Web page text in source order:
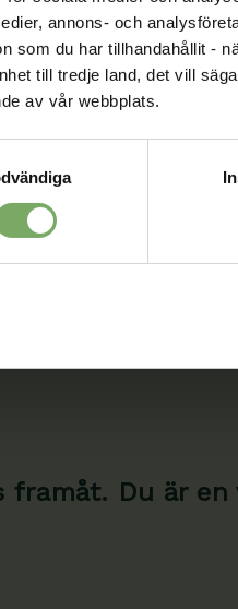
annons- och
som du har tillhandahållit -
till tredje land, det vill
av vår webbplats.
och vi hoppas därför
Distrikt
framåt. Du är en